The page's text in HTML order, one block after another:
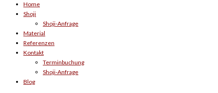
Home
Shoji
Shoji-Anfrage
Material
Referenzen
Kontakt
Terminbuchung
Shoji-Anfrage
Blog